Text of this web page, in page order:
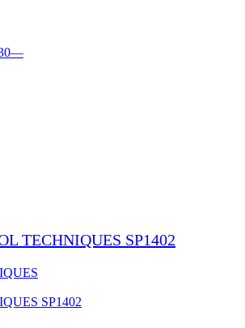
TECHNIQUES SP1402
SP1402